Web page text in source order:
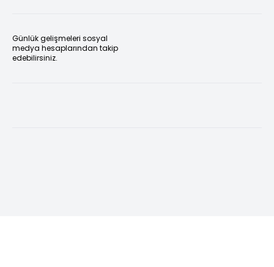
Günlük gelişmeleri sosyal
medya hesaplarından takip
edebilirsiniz.